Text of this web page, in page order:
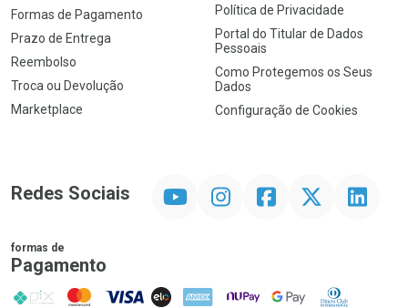
Formas de Pagamento
Prazo de Entrega
Reembolso
Troca ou Devolução
Marketplace
Política de Privacidade
Portal do Titular de Dados
Pessoais
Como Protegemos os Seus
Dados
Configuração de Cookies
Redes Sociais InstagramFacebookTwitter Linkedin
formas de
Pagamento
PIX MasterCard
VISA ELO AMEX NuPay Google PayDiners Club